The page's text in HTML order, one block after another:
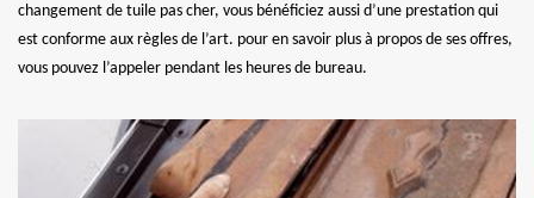
changement de tuile pas cher, vous bénéficiez aussi d’une prestation qui
est conforme aux règles de l’art. pour en savoir plus à propos de ses offres,
vous pouvez l’appeler pendant les heures de bureau.